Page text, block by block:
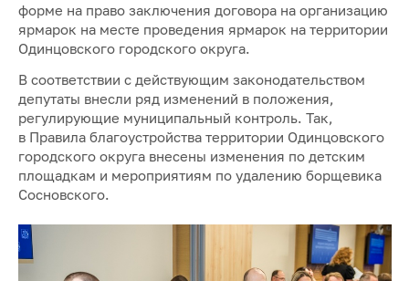
форме на право заключения договора на организацию
ярмарок на месте проведения ярмарок на территории
Одинцовского городского округа.
В соответствии с действующим законодательством
депутаты внесли ряд изменений в положения,
регулирующие муниципальный контроль. Так,
в Правила благоустройства территории Одинцовского
городского округа внесены изменения по детским
площадкам и мероприятиям по удалению борщевика
Сосновского.